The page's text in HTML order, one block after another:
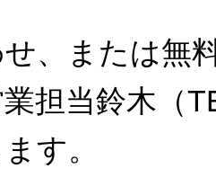
、または無
業担当鈴木（
す。